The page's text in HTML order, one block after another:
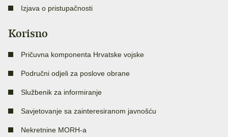
Izjava o pristupačnosti
Korisno
Pričuvna komponenta Hrvatske vojske
Područni odjeli za poslove obrane
Službenik za informiranje
Savjetovanje sa zainteresiranom javnošću
Nekretnine MORH-a